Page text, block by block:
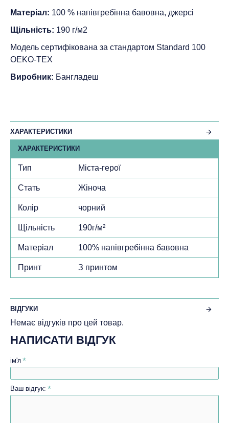
Матеріал: 100 % напівгребінна бавовна, джерсі
Щільність: 190 г/м2
Модель сертифікована за стандартом Standard 100
ОEKO-TEX
Виробник: Бангладеш
ХАРАКТЕРИСТИКИ
ХАРАКТЕРИСТИКИ
Тип Міста-герої
Стать Жіноча
Колір чорний
Щільність 190г/м²
Матеріал 100% напівгребінна бавовна
Принт З принтом
ВІДГУКИ
Немає відгуків про цей товар.
НАПИСАТИ ВІДГУК
ім'я
Ваш відгук: